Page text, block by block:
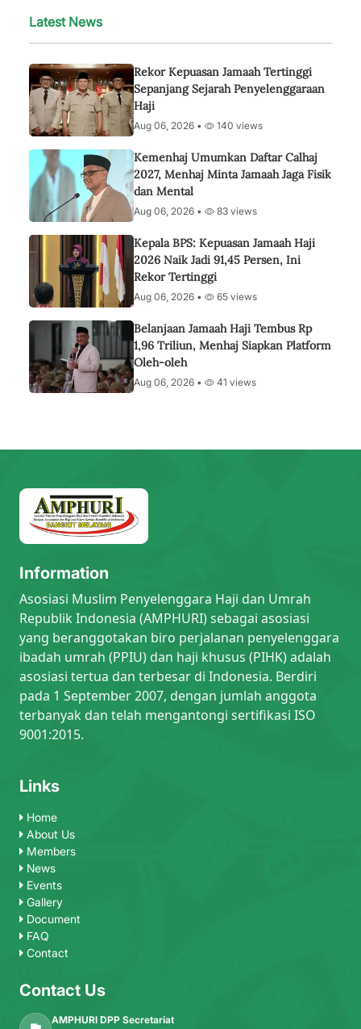
Latest News
Rekor Kepuasan Jamaah Tertinggi
Sepanjang Sejarah Penyelenggaraan
Haji
Aug 06, 2026 • 140 views
Kemenhaj Umumkan Daftar Calhaj
2027, Menhaj Minta Jamaah Jaga Fisik
dan Mental
Aug 06, 2026 • 83 views
Kepala BPS: Kepuasan Jamaah Haji
2026 Naik Jadi 91,45 Persen, Ini
Rekor Tertinggi
Aug 06, 2026 • 65 views
Belanjaan Jamaah Haji Tembus Rp
1,96 Triliun, Menhaj Siapkan Platform
Oleh-oleh
Aug 06, 2026 • 41 views
Information
Asosiasi Muslim Penyelenggara Haji dan Umrah
Republik Indonesia (AMPHURI) sebagai asosiasi
yang beranggotakan biro perjalanan penyelenggara
ibadah umrah (PPIU) dan haji khusus (PIHK) adalah
asosiasi tertua dan terbesar di Indonesia. Berdiri
pada 1 September 2007, dengan jumlah anggota
terbanyak dan telah mengantongi sertifikasi ISO
9001:2015.
Links
Home
About Us
Members
News
Events
Gallery
Document
FAQ
Contact
Contact Us
AMPHURI DPP Secretariat